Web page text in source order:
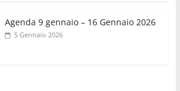
Agenda 9 gennaio – 16 Gennaio 2026
5 Gennaio 2026